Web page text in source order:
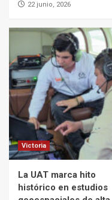
22 junio, 2026
Victoria
La UAT marca hito
histórico en estudios